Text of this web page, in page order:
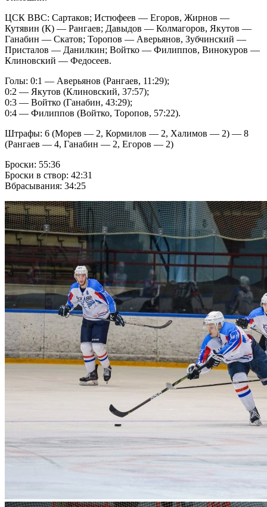
ЦСК ВВС: Сартаков; Истюфеев — Егоров, Жирнов —
Кутявин (К) — Рангаев; Давыдов — Колмагоров, Якутов —
Ганабин — Скатов; Торопов — Аверьянов, Зубчинский —
Присталов — Данилкин; Войтко — Филиппов, Винокуров —
Клиновский — Федосеев.
Голы: 0:1 — Аверьянов (Рангаев, 11:29);
0:2 — Якутов (Клиновский, 37:57);
0:3 — Войтко (Ганабин, 43:29);
0:4 — Филиппов (Войтко, Торопов, 57:22).
Штрафы: 6 (Морев — 2, Кормилов — 2, Халимов — 2) — 8
(Рангаев — 4, Ганабин — 2, Егоров — 2)
Броски: 55:36
Броски в створ: 42:31
Вбрасывания: 34:25